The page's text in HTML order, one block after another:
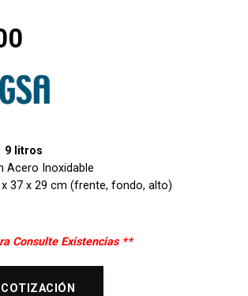
9 litros
Acero Inoxidable
x 37 x 29 cm (frente, fondo, alto)
Consulte Existencias **